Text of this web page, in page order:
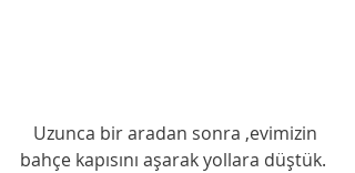
bahçe kapısını aşarak yollara düştük.